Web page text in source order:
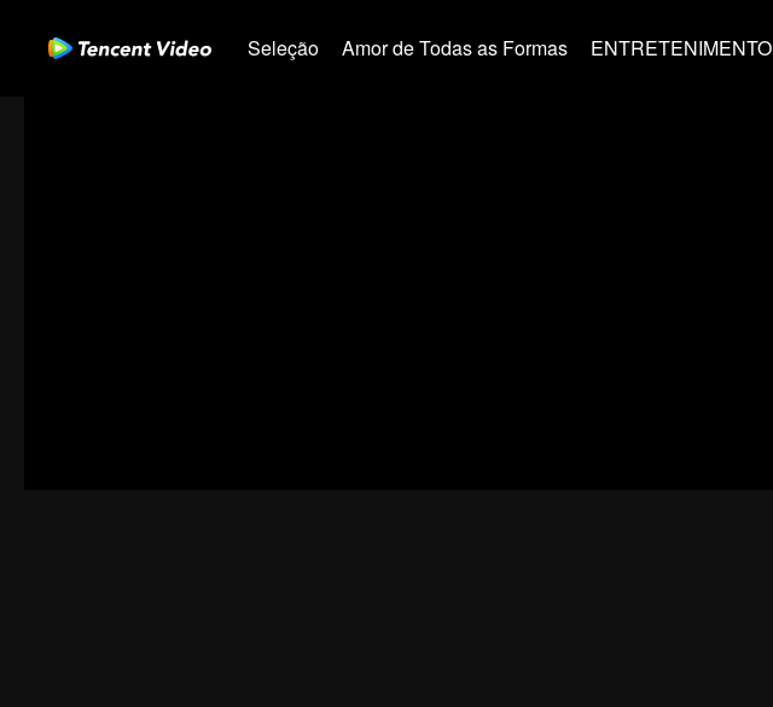
Seleção Amor de Todas as Formas ENTRETENIMENTO